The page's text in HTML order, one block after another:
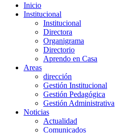
Inicio
Institucional
Institucional
Directora
Organigrama
Directorio
Aprendo en Casa
Areas
dirección
Gestión Institucional
Gestión Pedagógica
Gestión Administrativa
Noticias
Actualidad
Comunicados